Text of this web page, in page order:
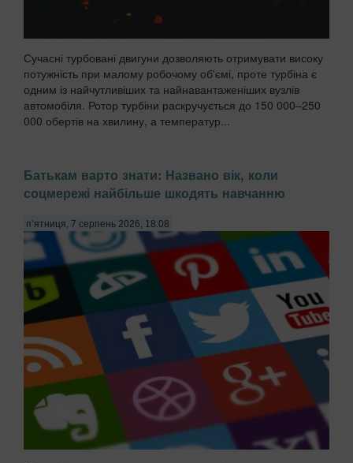
Сучасні турбовані двигуни дозволяють отримувати високу
потужність при малому робочому об'ємі, проте турбіна є
одним із найчутливіших та найнавантаженіших вузлів
автомобіля. Ротор турбіни раскручується до 150 000–250
000 обертів на хвилину, а температур...
Батькам варто знати: Названо вік, коли
соцмережі найбільше шкодять навчанню
п’ятниця, 7 серпень 2026, 18:08